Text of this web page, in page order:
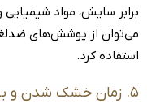
برابر سایش، مواد
می‌توان از پوشش‌های
استفاده کرد.
۵. زمان خشک شدن و بهره‌برداری